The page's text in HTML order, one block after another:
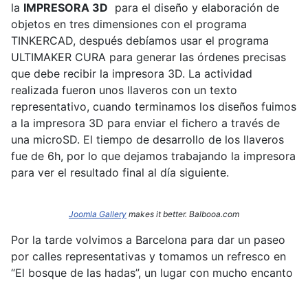
la IMPRESORA 3D para el diseño y elaboración de
objetos en tres dimensiones con el programa
TINKERCAD, después debíamos usar el programa
ULTIMAKER CURA para generar las órdenes precisas
que debe recibir la impresora 3D. La actividad
realizada fueron unos llaveros con un texto
representativo, cuando terminamos los diseños fuimos
a la impresora 3D para enviar el fichero a través de
una microSD. El tiempo de desarrollo de los llaveros
fue de 6h, por lo que dejamos trabajando la impresora
para ver el resultado final al día siguiente.
Joomla Gallery makes it better. Balbooa.com
Por la tarde volvimos a Barcelona para dar un paseo
por calles representativas y tomamos un refresco en
“El bosque de las hadas”, un lugar con mucho encanto